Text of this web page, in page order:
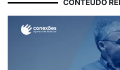
CONTEÚDO